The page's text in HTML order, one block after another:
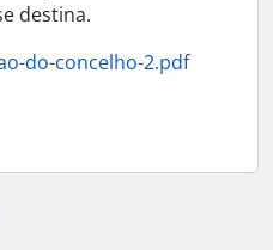
destina.
do-concelho-2.pdf